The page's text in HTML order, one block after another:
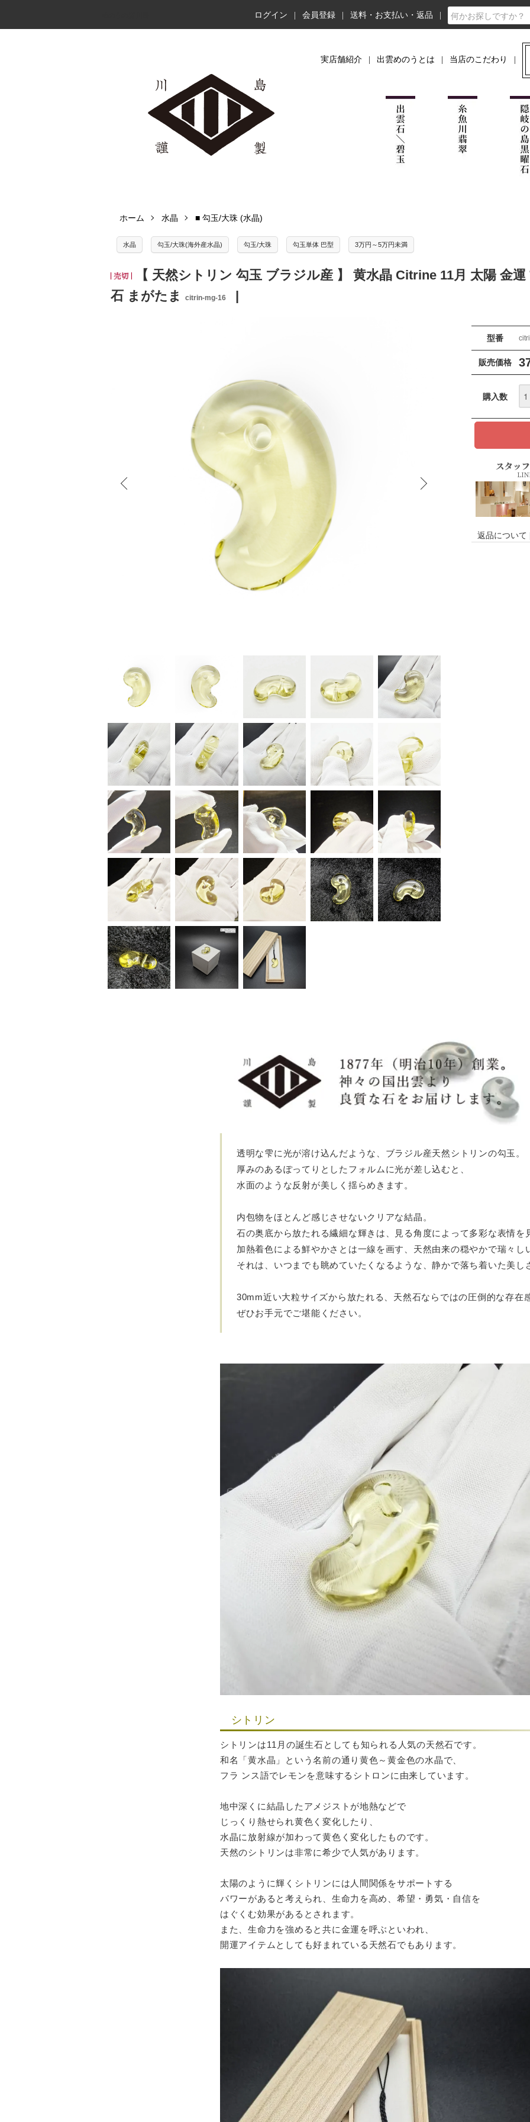
ログイン 会員登録 送料・お支払い・返品
実店舗紹介 出雲めのうとは 当店のこだわり
ホーム 水晶 ■ 勾玉/大珠 (水晶)
水晶 勾玉/大珠(海外産水晶) 勾玉/大珠 勾玉単体 巴型 3万円～5万円未満
【 天然シトリン 勾玉 ブラジル産 】 黄水晶 Citrine 11月 太陽 金
石 まがたま
citrin-mg-16
型番
販売価格
購入数
返品について
透明な雫に光が溶け込んだような、ブラジル産天然シトリンの勾玉。
厚みのあるぽってりとしたフォルムに光が差し込むと、
水面のような反射が美しく揺らめきます。
内包物をほとんど感じさせないクリアな結晶。
石の奥底から放たれる繊細な輝きは、見る角度によって多彩な表情を
加熱着色による鮮やかさとは一線を画す、天然由来の穏やかで瑞々し
それは、いつまでも眺めていたくなるような、静かで落ち着いた美し
30mm近い大粒サイズから放たれる、天然石ならではの圧倒的な存在
ぜひお手元でご堪能ください。
シトリン
シトリンは11月の誕生石としても知られる人気の天然石です。
和名「黄水晶」という名前の通り黄色～黄金色の水晶で、
フラ ンス語でレモンを意味するシトロンに由来しています。
地中深くに結晶したアメジストが地熱などで
じっくり熱せられ黄色く変化したり、
水晶に放射線が加わって黄色く変化したものです。
天然のシトリンは非常に希少で人気があります。
太陽のように輝くシトリンには人間関係をサポートする
パワーがあると考えられ、生命力を高め、希望・勇気・自信を
はぐくむ効果があるとされます。
また、生命力を強めると共に金運を呼ぶといわれ、
開運アイテムとしても好まれている天然石でもあります。